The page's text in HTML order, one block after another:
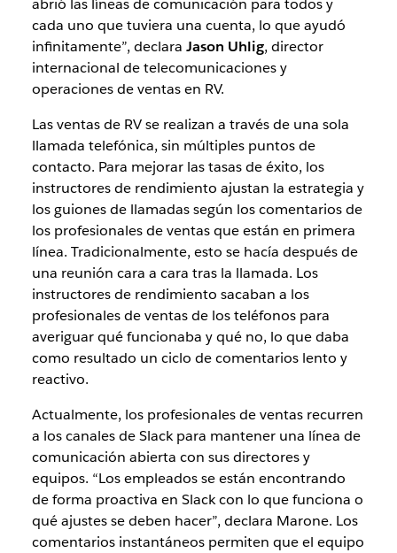
abrió las líneas de comunicación para todos y
cada uno que tuviera una cuenta, lo que ayudó
infinitamente”, declara Jason Uhlig, director
internacional de telecomunicaciones y
operaciones de ventas en RV.
Las ventas de RV se realizan a través de una sola
llamada telefónica, sin múltiples puntos de
contacto. Para mejorar las tasas de éxito, los
instructores de rendimiento ajustan la estrategia y
los guiones de llamadas según los comentarios de
los profesionales de ventas que están en primera
línea. Tradicionalmente, esto se hacía después de
una reunión cara a cara tras la llamada. Los
instructores de rendimiento sacaban a los
profesionales de ventas de los teléfonos para
averiguar qué funcionaba y qué no, lo que daba
como resultado un ciclo de comentarios lento y
reactivo.
Actualmente, los profesionales de ventas recurren
a los canales de Slack para mantener una línea de
comunicación abierta con sus directores y
equipos. “Los empleados se están encontrando
de forma proactiva en Slack con lo que funciona o
qué ajustes se deben hacer”, declara Marone. Los
comentarios instantáneos permiten que el equipo